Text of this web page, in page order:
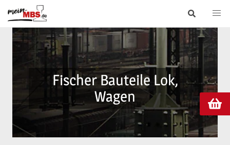
Fischer Bauteile Lok,
Wagen